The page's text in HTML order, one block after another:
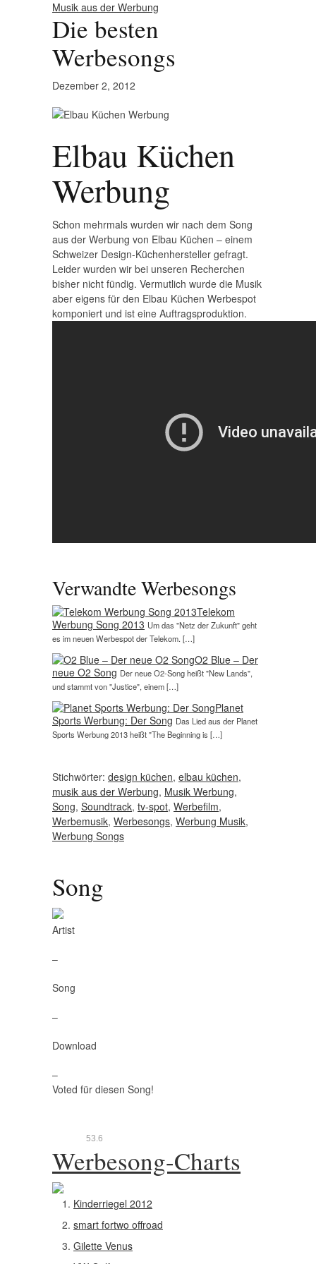
Musik aus der Werbung
Die besten
Werbesongs
Dezember 2, 2012
Elbau Küchen
Werbung
Schon mehrmals wurden wir nach dem Song
aus der Werbung von Elbau Küchen – einem
Schweizer Design-Küchenhersteller gefragt.
Leider wurden wir bei unseren Recherchen
bisher nicht fündig. Vermutlich wurde die Musik
aber eigens für den Elbau Küchen Werbespot
komponiert und ist eine Auftragsproduktion.
Verwandte Werbesongs
Telekom
Werbung Song 2013 Um das "Netz der Zukunft" geht
es im neuen Werbespot der Telekom. […]
O2 Blue – Der
neue O2 Song Der neue O2-Song heißt "New Lands",
und stammt von "Justice", einem […]
Planet
Sports Werbung: Der Song Das Lied aus der Planet
Sports Werbung 2013 heißt "The Beginning is […]
Stichwörter: design küchen, elbau küchen,
musik aus der Werbung, Musik Werbung,
Song, Soundtrack, tv-spot, Werbefilm,
Werbemusik, Werbesongs, Werbung Musik,
Werbung Songs
Song
Artist
–
Song
–
Download
–
Voted für diesen Song!
53.6
Werbesong-Charts
Kinderriegel 2012
smart fortwo offroad
Gilette Venus